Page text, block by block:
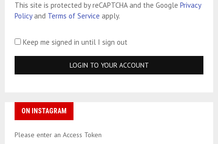
This site is protected by reCAPTCHA and the Google Privacy
Policyand Terms of Service apply.
Keep me signed in until I sign out
ON INSTAGRAM
Please enter an Access Token